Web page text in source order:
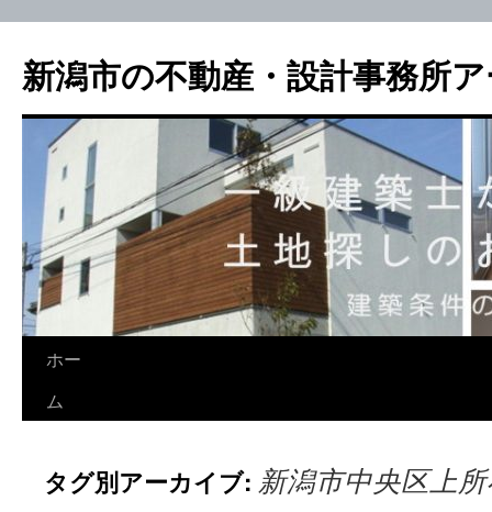
新潟市の不動産・設計事務所
ホー
ム
タグ別アーカイブ: 新潟市中央区上